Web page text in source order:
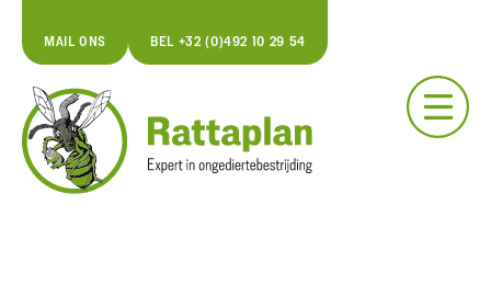
Spring
naar
de
inhoud
MAIL ONS BEL +32 (0)492 10 29 54